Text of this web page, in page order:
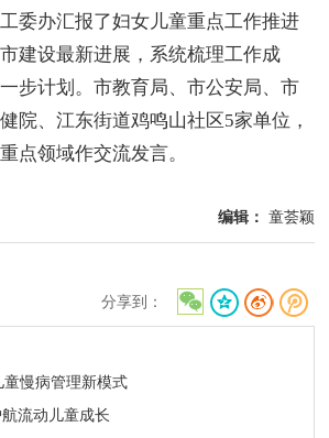
办汇报了妇女儿童重点工作推进
建设最新进展，系统梳理工作成
步计划。市教育局、市公安局、市
院、江东街道鸡鸣山社区5家单位，
点领域作交流发言。
编辑： 童荟颖
分享到：
童慢病管理新模式
流动儿童成长